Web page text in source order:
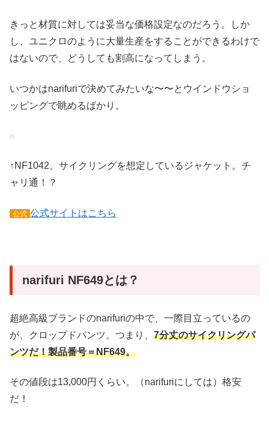
きっと材質に対しては妥当な価格設定なのだろう。しか
し、ユニクロのように大量生産をすることができるわけで
はないので、どうしても割高になってしまう。
いつかはnarifuriで決めてみたいな〜〜とウインドウショ
ッピングで眺めるばかり。
↑NF1042。サイクリングを想定しているジャケット。チ
ャリ通！？
公式 公式サイトはこちら
narifuri NF649とは？
超絶高級ブランドのnarifuriの中で、一際目立っているの
が、クロップドパンツ。つまり、 7分丈のサイクリングパ
ンツだ！製品番号＝NF649。
その値段は13,000円くらい。（narifuriにしては）格安
だ！